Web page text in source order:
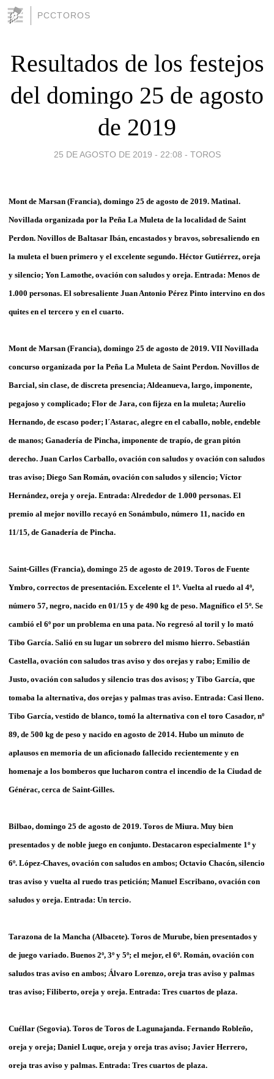
PCCTOROS
Resultados de los festejos
del domingo 25 de agosto
de 2019
25 DE AGOSTO DE 2019 - 22:08 - TOROS
Mont de Marsan (Francia), domingo 25 de agosto de 2019. Matinal.
Novillada organizada por la Peña La Muleta de la localidad de Saint
Perdon. Novillos de Baltasar Ibán, encastados y bravos, sobresaliendo en
la muleta el buen primero y el excelente segundo. Héctor Gutiérrez, oreja
y silencio; Yon Lamothe, ovación con saludos y oreja. Entrada: Menos de
1.000 personas. El sobresaliente Juan Antonio Pérez Pinto intervino en dos
quites en el tercero y en el cuarto.
Mont de Marsan (Francia), domingo 25 de agosto de 2019. VII Novillada
concurso organizada por la Peña La Muleta de Saint Perdon. Novillos de
Barcial, sin clase, de discreta presencia; Aldeanueva, largo, imponente,
pegajoso y complicado; Flor de Jara, con fijeza en la muleta; Aurelio
Hernando, de escaso poder; l´Astarac, alegre en el caballo, noble, endeble
de manos; Ganadería de Pincha, imponente de trapío, de gran pitón
derecho. Juan Carlos Carballo, ovación con saludos y ovación con saludos
tras aviso; Diego San Román, ovación con saludos y silencio; Víctor
Hernández, oreja y oreja. Entrada: Alrededor de 1.000 personas. El
premio al mejor novillo recayó en Sonámbulo, número 11, nacido en
11/15, de Ganadería de Pincha.
Saint-Gilles (Francia), domingo 25 de agosto de 2019. Toros de Fuente
Ymbro, correctos de presentación. Excelente el 1º. Vuelta al ruedo al 4º,
número 57, negro, nacido en 01/15 y de 490 kg de peso. Magnífico el 5º. Se
cambió el 6º por un problema en una pata. No regresó al toril y lo mató
Tibo García. Salió en su lugar un sobrero del mismo hierro. Sebastián
Castella, ovación con saludos tras aviso y dos orejas y rabo; Emilio de
Justo, ovación con saludos y silencio tras dos avisos; y Tibo García, que
tomaba la alternativa, dos orejas y palmas tras aviso. Entrada: Casi lleno.
Tibo García, vestido de blanco, tomó la alternativa con el toro Casador, nº
89, de 500 kg de peso y nacido en agosto de 2014. Hubo un minuto de
aplausos en memoria de un aficionado fallecido recientemente y en
homenaje a los bomberos que lucharon contra el incendio de la Ciudad de
Générac, cerca de Saint-Gilles.
Bilbao, domingo 25 de agosto de 2019. Toros de Miura. Muy bien
presentados y de noble juego en conjunto. Destacaron especialmente 1º y
6º. López-Chaves, ovación con saludos en ambos; Octavio Chacón, silencio
tras aviso y vuelta al ruedo tras petición; Manuel Escribano, ovación con
saludos y oreja. Entrada: Un tercio.
Tarazona de la Mancha (Albacete). Toros de Murube, bien presentados y
de juego variado. Buenos 2º, 3º y 5º; el mejor, el 6º. Román, ovación con
saludos tras aviso en ambos; Álvaro Lorenzo, oreja tras aviso y palmas
tras aviso; Filiberto, oreja y oreja. Entrada: Tres cuartos de plaza.
Cuéllar (Segovia). Toros de Toros de Lagunajanda. Fernando Robleño,
oreja y oreja; Daniel Luque, oreja y oreja tras aviso; Javier Herrero,
oreja tras aviso y palmas. Entrada: Tres cuartos de plaza.